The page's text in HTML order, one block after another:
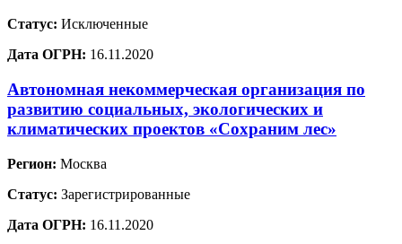
Статус: Исключенные
Дата ОГРН: 16.11.2020
Автономная некоммерческая организация по
развитию социальных, экологических и
климатических проектов «Сохраним лес»
Регион: Москва
Статус: Зарегистрированные
Дата ОГРН: 16.11.2020